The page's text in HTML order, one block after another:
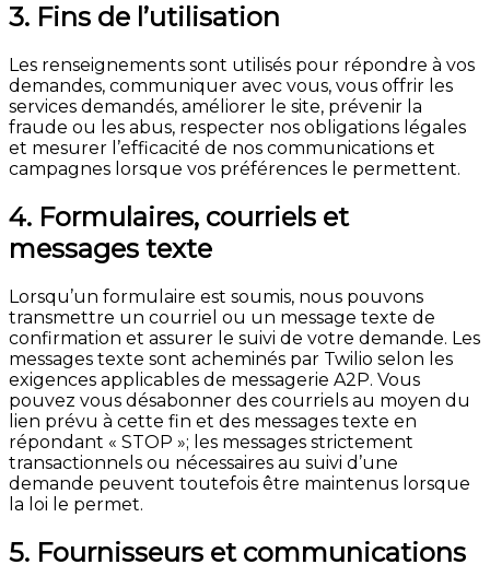
3. Fins de l’utilisation
Les renseignements sont utilisés pour répondre à vos
demandes, communiquer avec vous, vous offrir les
services demandés, améliorer le site, prévenir la
fraude ou les abus, respecter nos obligations légales
et mesurer l’efficacité de nos communications et
campagnes lorsque vos préférences le permettent.
4. Formulaires, courriels et
messages texte
Lorsqu’un formulaire est soumis, nous pouvons
transmettre un courriel ou un message texte de
confirmation et assurer le suivi de votre demande. Les
messages texte sont acheminés par Twilio selon les
exigences applicables de messagerie A2P. Vous
pouvez vous désabonner des courriels au moyen du
lien prévu à cette fin et des messages texte en
répondant « STOP »; les messages strictement
transactionnels ou nécessaires au suivi d’une
demande peuvent toutefois être maintenus lorsque
la loi le permet.
5. Fournisseurs et communications